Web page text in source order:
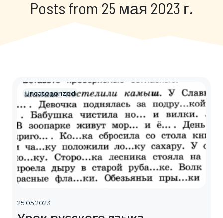
Posts from 25 мая 2023 г.
Uncategorized
25.05.2023